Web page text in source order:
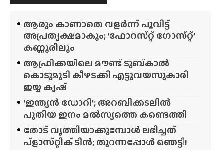
ആരും കാണാതെ വളർന്ന് പൂവിട്ട്
അപ്രത്യക്ഷമാകും; ‘ഫോറസ്‌റ്റ്‌ ഗോസ്‌റ്റ്’
കണ്ണൂരിലും
ആഫ്രിക്കയിലെ മൗണ്ട് ടുബ്‌കാൽ
കൊടുമുടി കീഴടക്കി എട്ടുവയസുകാരി
ഇയ്യ കൃഷ്
‘ഇന്ത്യൻ ഡോറി’; അറബിക്കടലിൽ
പുതിയ ഇനം മൽസ്യത്തെ കണ്ടെത്തി
തോട് വൃത്തിയാക്കുമ്പോൾ ലഭിച്ചത്
പ്‌ളാസ്‌റ്റിക് ടിൻ; തുറന്നപ്പോൾ ഞെട്ടി!